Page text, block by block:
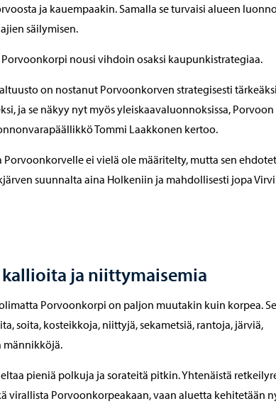
ja kauempaakin. Samalla se turvaisi alueen
säilymisen.
Porvoonkorpi nousi vihdoin osaksi kaupunkistrategiaa.
on nostanut Porvoonkorven strategisesti tärkeäksi
ja se näkyy nyt myös yleiskaavaluonnoksissa, Porvoon
Tommi Laakkonen kertoo.
Porvoonkorvelle ei vielä ole määritelty, mutta sen
suunnalta aina Holkeniin ja mahdollisesti jopa
kallioita ja niittymaisemia
Porvoonkorpi on paljon muutakin kuin korpea.
soita, kosteikkoja, niittyjä, sekametsiä, rantoja, järviä,
männikköjä.
pieniä polkuja ja sorateitä pitkin. Yhtenäistä
virallista Porvoonkorpeakaan, vaan aluetta kehitetään